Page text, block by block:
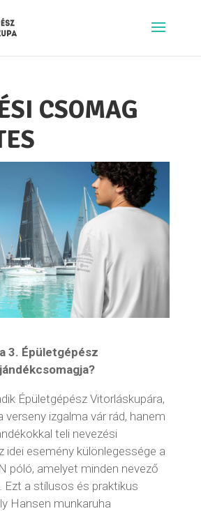
CSOMAG
3. Épületgépész
Épületgépész Vitorláskupára,
verseny izgalma vár rád, hanem
teli nevezési
idei esemény különlegessége a
póló, amelyet minden nevező
Ezt a stílusos és praktikus
Hansen munkaruha